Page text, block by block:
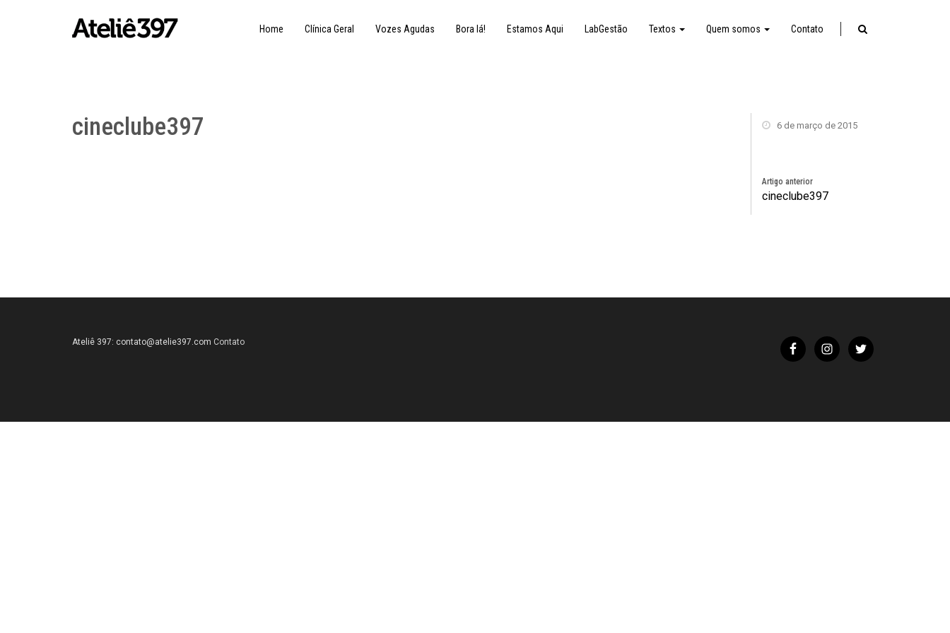
Home Clínica Geral Vozes Agudas Bora lá! Estamos Aqui LabGestão Textos Quem somos Contato
cineclube397 6 de março de 2015
Artigo anterior
cineclube397
Ateliê 397: contato@atelie397.com Contato